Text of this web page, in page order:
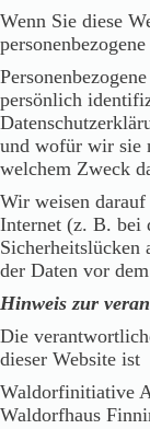
Wenn Sie diese
persönlich
und wofür wir sie
welchem Zweck
Wir weisen
Internet (z. B. bei
Sicherheitslücken
der Daten vor
Hinweis zur
Die
dieser Website ist
Waldorfinitiative
Waldorfhaus